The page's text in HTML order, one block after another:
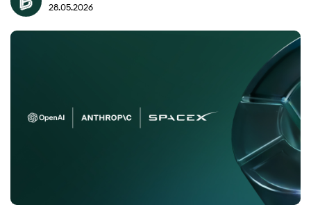
28.05.2026